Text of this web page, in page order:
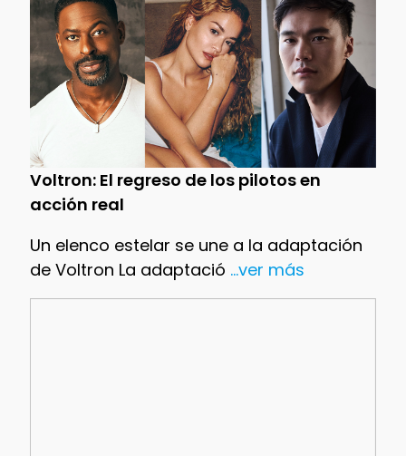
Voltron: El regreso de los pilotos en
acción real
Un elenco estelar se une a la adaptación
de Voltron La adaptació ...ver más